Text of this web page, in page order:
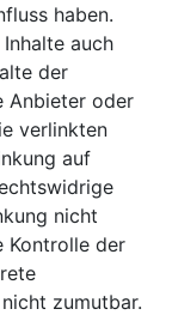
haben.
auch
der
Anbieter oder
verlinkten
auf
nicht
Kontrolle der
zumutbar.